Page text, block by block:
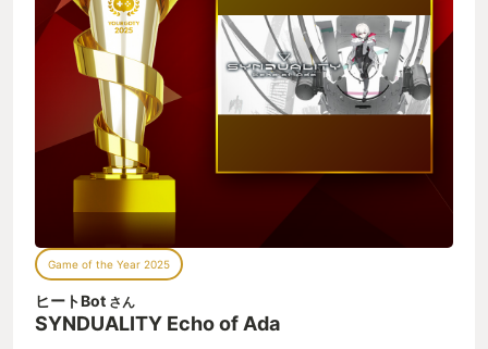
Game of the Year 2025
ヒートBot さん
SYNDUALITY Echo of Ada